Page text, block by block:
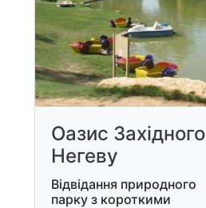
Оазис Західного
Негеву
Відвідання природного
парку з короткими